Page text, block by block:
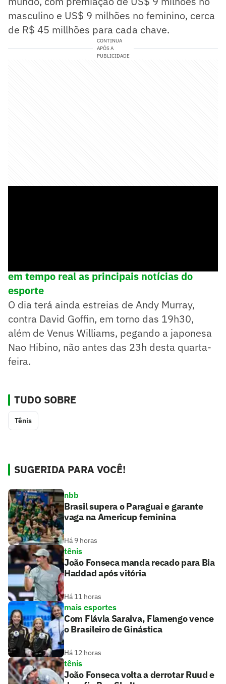
masculino e US$ 9 milhões no feminino, cerca
de R$ 45 millhões para cada chave.
CONTINUA
APÓS A
PUBLICIDADE
em tempo real as principais notícias do
esporte
O dia terá ainda estreias de Andy Murray,
contra David Goffin, em torno das 19h30,
além de Venus Williams, pegando a japonesa
Nao Hibino, não antes das 23h desta quarta-
feira.
TUDO SOBRE
Tênis
SUGERIDA PARA VOCÊ!
nbb
Brasil supera o Paraguai e garante
vaga na Americup feminina
Há 9 horas
tênis
João Fonseca manda recado para Bia
Haddad após vitória
Há 11 horas
mais esportes
Com Flávia Saraiva, Flamengo vence
o Brasileiro de Ginástica
Há 12 horas
tênis
João Fonseca volta a derrotar Ruud e